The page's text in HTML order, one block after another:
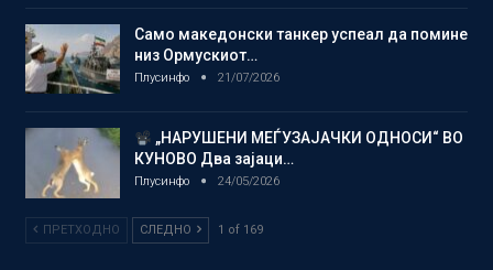
Само македонски танкер успеал да помине
низ Ормускиот…
Плусинфо 21/07/2026
„НАРУШЕНИ МЕЃУЗАЈАЧКИ ОДНОСИ“ ВО
КУНОВО Два зајаци…
Плусинфо 24/05/2026
ПРЕТХОДНО СЛЕДНО 1 of 169